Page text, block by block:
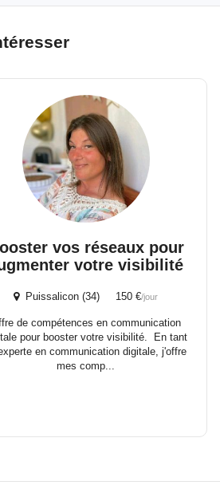
vos réseaux pour
votre visibilité
Puissalicon (34) 150 €/jour
de compétences en communication
pour booster votre visibilité. En tant
en communication digitale, j'offre
mes comp...